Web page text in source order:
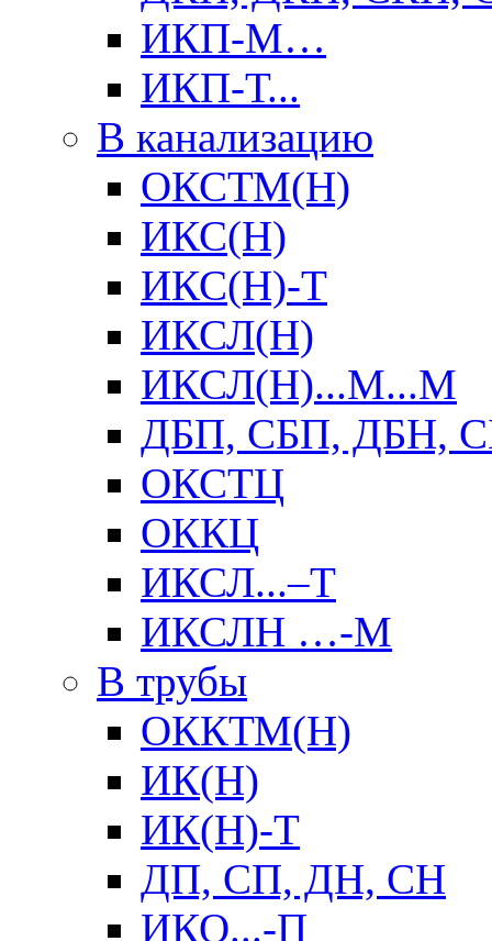
ИКП-М…
ИКП-Т...
В канализацию
ОКСТМ(Н)
ИКС(Н)
ИКС(Н)-Т
ИКСЛ(Н)
ИКСЛ(Н)...М...М
ДБП, СБП, ДБН,
ОКСТЦ
ОККЦ
ИКСЛ...–Т
ИКСЛН …-М
В трубы
ОККТМ(Н)
ИК(Н)
ИК(Н)-Т
ДП, СП, ДН, СН
ИКО...-П